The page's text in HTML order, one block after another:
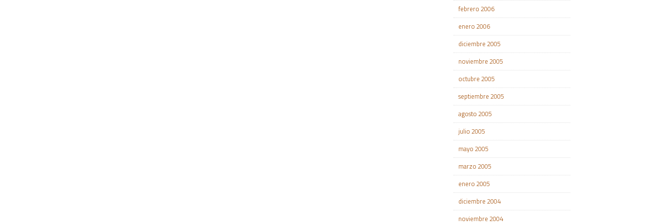
febrero 2006
enero 2006
diciembre 2005
noviembre 2005
octubre 2005
septiembre 2005
agosto 2005
julio 2005
mayo 2005
marzo 2005
enero 2005
diciembre 2004
noviembre 2004